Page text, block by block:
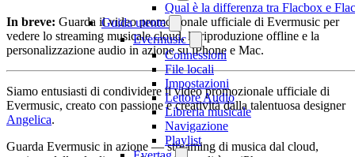
Qual è la differenza tra Flacbox e
Guida utente
Evermusic
Connessioni
File locali
Impostazioni
Lettore Audio
Libreria musicale
Navigazione
Playlist
In breve: Guarda il video promozionale ufficiale di Evermusic per
vedere lo streaming musicale cloud, la riproduzione offline e la
personalizzazione audio in azione su iPhone e Mac.
Siamo entusiasti di condividere il video promozionale ufficiale di
Evermusic, creato con passione e creatività dalla talentuosa designer
Angelica.
Guarda Evermusic in azione — streaming di musica dal cloud,